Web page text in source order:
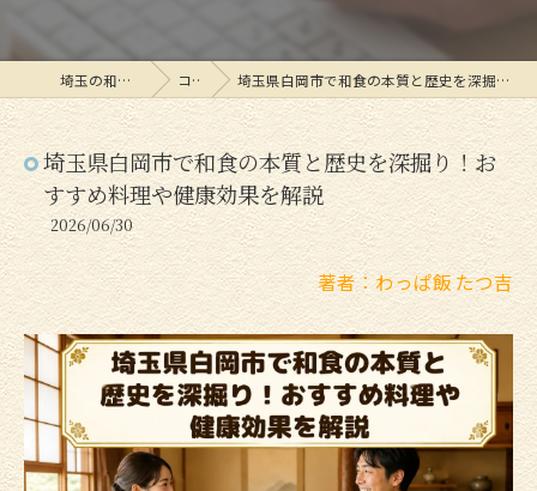
埼玉の和食ならたつ吉 コラム 埼玉県白岡市で和食の本質と歴史を深掘り！おすすめ料理や健康効果を解説
埼玉県白岡市で和食の本質と歴史を深掘り！お
すすめ料理や健康効果を解説
2026/06/30
著者：わっぱ飯 たつ吉